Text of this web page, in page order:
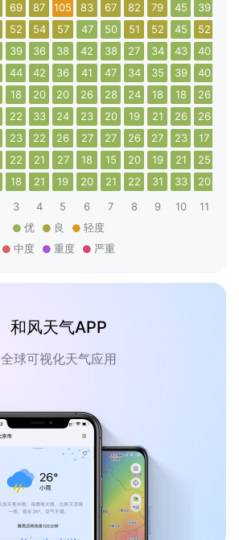
69 87 105 83 67 82 79 45 39
52 54 57 47 50 51 52 45 52
39 36 38 42 38 27 34 43 40
44 42 36 41 47 34 35 39 40
18 20 20 26 28 24 18 18 26
22 33 24 23 20 19 21 26 26
23 22 26 27 27 26 27 23 17
22 21 27 18 15 20 19 21 25
18 21 19 20 21 22 31 33 20
3 4 5 6 7 8 9 10 11
优
良
轻度
中度
重度 严重
和风天气APP
全球可视化天气应用